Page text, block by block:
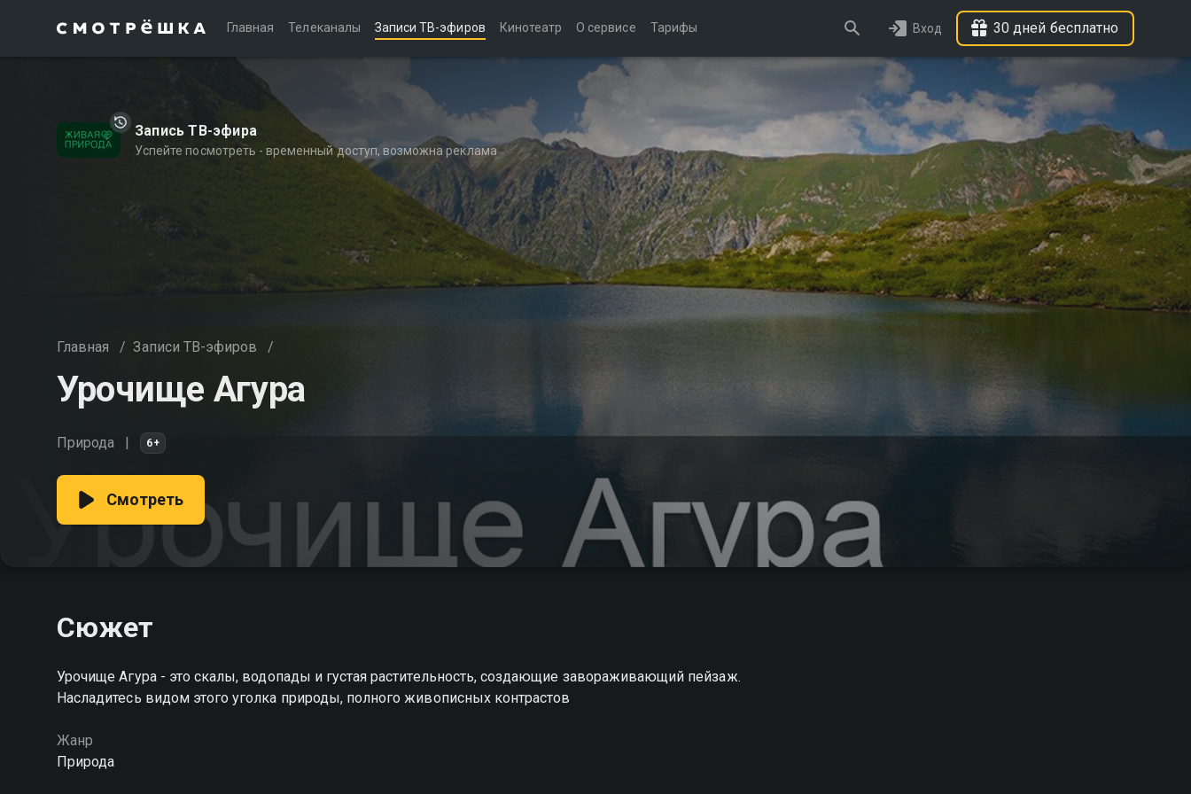
Главная Телеканалы Записи ТВ-эфиров Кинотеатр О сервисе Тарифы Вход 30 дней бесплатно
Запись ТВ-эфира
Успейте посмотреть - временный доступ, возможна реклама
Главная / Записи ТВ-эфиров /
Урочище Агура
Природа 6+
Смотреть
Сюжет
Урочище Агура - это скалы, водопады и густая растительность, создающие завораживающий пейзаж.
Насладитесь видом этого уголка природы, полного живописных контрастов
Жанр
Природа